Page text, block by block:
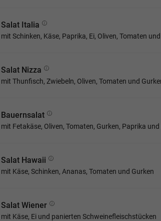
Salat Italia
mit Schinken, Käse, Paprika, Ei, Oliven, Tomaten
Salat Nizza
mit Thunfisch, Zwiebeln, Oliven, Tomaten und
Bauernsalat
mit Fetakäse, Oliven, Tomaten, Gurken, Paprika
Salat Hawaii
mit Käse, Schinken, Ananas, Tomaten und Gurken
Salat Wiener
mit Käse, Ei und panierten Schweinefleischstücken